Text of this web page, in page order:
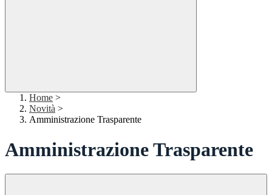
Home >
Novità >
Amministrazione Trasparente
Amministrazione Trasparente